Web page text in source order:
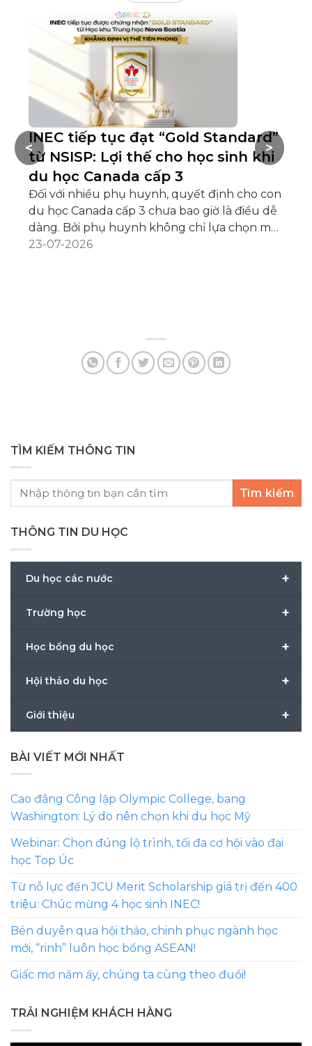
INEC tiếp tục đạt “Gold Standard”
từ NSISP: Lợi thế cho học sinh khi
du học Canada cấp 3
Đối với nhiều phụ huynh, quyết định cho con
du học Canada cấp 3 chưa bao giờ là điều dễ
dàng. Bởi phụ huynh không chỉ lựa chọn một
ngôi trường, mà còn mong muốn gửi gắm
gia đình bản xứ, cần được theo dõi sát sao về
học tập, đời sống và [...]
23-07-2026
>
<
TÌM KIẾM THÔNG TIN
Tìm kiếm
THÔNG TIN DU HỌC
+
Du học các nước
+
Trường học
+
Học bổng du học
+
Hội thảo du học
+
Giới thiệu
BÀI VIẾT MỚI NHẤT
Cao đẳng Công lập Olympic College, bang
Washington: Lý do nên chọn khi du học Mỹ
Webinar: Chọn đúng lộ trình, tối đa cơ hội vào đại
học Top Úc
Từ nỗ lực đến JCU Merit Scholarship giá trị đến 400
triệu: Chúc mừng 4 học sinh INEC!
Bén duyên qua hội thảo, chinh phục ngành học
mới, “rinh” luôn học bổng ASEAN!
Giấc mơ năm ấy, chúng ta cùng theo đuổi!
TRẢI NGHIỆM KHÁCH HÀNG